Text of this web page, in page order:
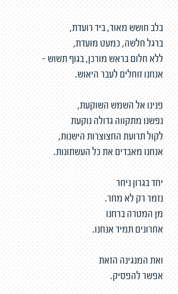
בלב חושש מאוד, ביד רועדת,
ברגל חלשה, כמעט מועדת,
ללא חלום בראש מורכן, בגוף תשוש -
אנחנו זוחלים לעבר היאוש.
פנינו אל השמש השוקעת,
נפשנו מתקווה גדולה נוקעת
לקול תרועת החצוצרות הישנות,
אנחנו מאבדים את כל העשתונות.
יחד בגרון ניחר
נזמר רק לא מחר.
מן המטרה ברחנו
אחרונים תמיד אנחנו.
ואת המנגינה הזאת
אפשר להפסיק.